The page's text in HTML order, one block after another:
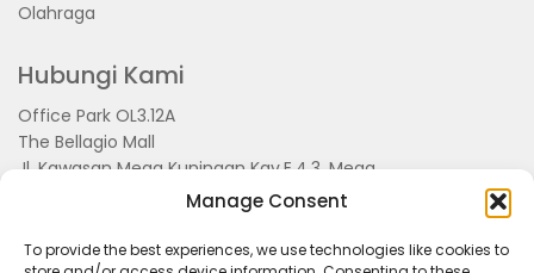
Manage Consent
To provide the best experiences, we use technologies like cookies to
Olahraga
Hubungi Kami
Office Park OL3.12A
The Bellagio Mall
Jl. Kawasan Mega Kuningan Kav.E.4.3, Mega
Kuningan, Kel. Kuningan Timur,